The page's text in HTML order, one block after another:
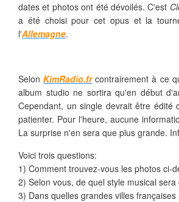
dates et photos ont été dévoilés. C'est
a été choisi pour cet opus et la
l'Allemagne.
SelonKimRadio.frcontrairement à ce
album studio ne sortira qu'en début
Cependant, un single devrait être
patienter. Pour l'heure, aucune
La surprise n'en sera que plus grande.
Voici trois questions:
1) Comment trouvez-vous les photos ci-
2) Selon vous, de quel style musical
3) Dans quelles grandes villes